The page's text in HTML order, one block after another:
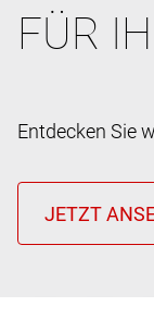
FÜR
Entdecken Sie